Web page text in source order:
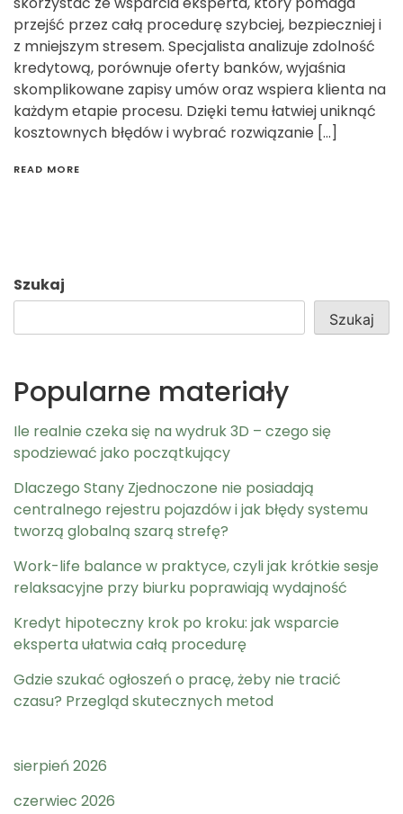
przejść przez całą procedurę szybciej, bezpieczniej i
z mniejszym stresem. Specjalista analizuje zdolność
kredytową, porównuje oferty banków, wyjaśnia
skomplikowane zapisy umów oraz wspiera klienta na
każdym etapie procesu. Dzięki temu łatwiej uniknąć
kosztownych błędów i wybrać rozwiązanie […]
READ MORE
Szukaj
Szukaj
Popularne materiały
Ile realnie czeka się na wydruk 3D – czego się
spodziewać jako początkujący
Dlaczego Stany Zjednoczone nie posiadają
centralnego rejestru pojazdów i jak błędy systemu
tworzą globalną szarą strefę?
Work-life balance w praktyce, czyli jak krótkie sesje
relaksacyjne przy biurku poprawiają wydajność
Kredyt hipoteczny krok po kroku: jak wsparcie
eksperta ułatwia całą procedurę
Gdzie szukać ogłoszeń o pracę, żeby nie tracić
czasu? Przegląd skutecznych metod
sierpień 2026
czerwiec 2026